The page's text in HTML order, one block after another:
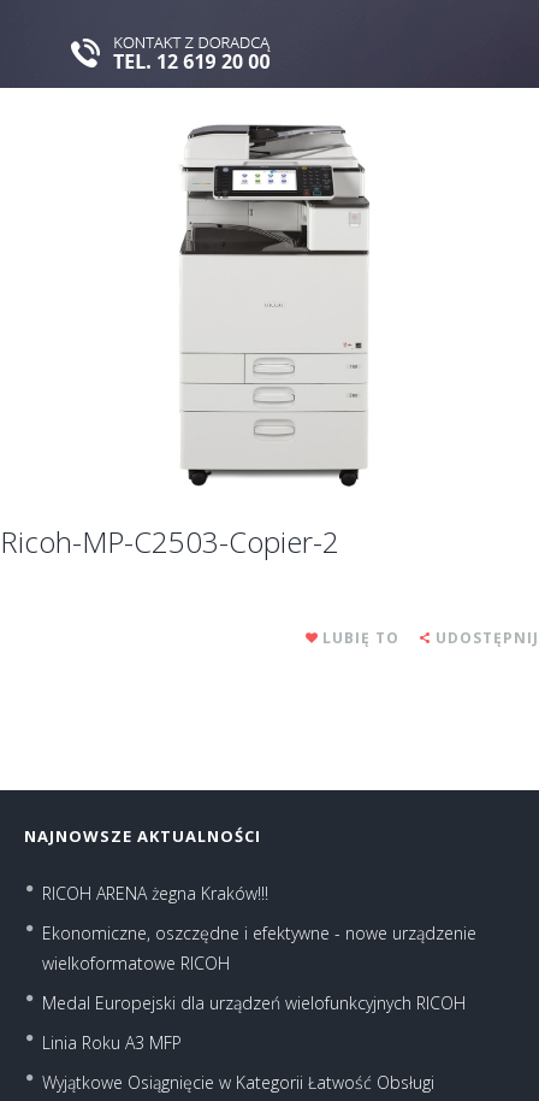
Ricoh-MP-C2503-Copier-2
LUBIĘ TO UDOSTĘPNIJ
NAJNOWSZE AKTUALNOŚCI
RICOH ARENA żegna Kraków!!!
Ekonomiczne, oszczędne i efektywne - nowe urządzenie
wielkoformatowe RICOH
Medal Europejski dla urządzeń wielofunkcyjnych RICOH
Linia Roku A3 MFP
Wyjątkowe Osiągnięcie w Kategorii Łatwość Obsługi